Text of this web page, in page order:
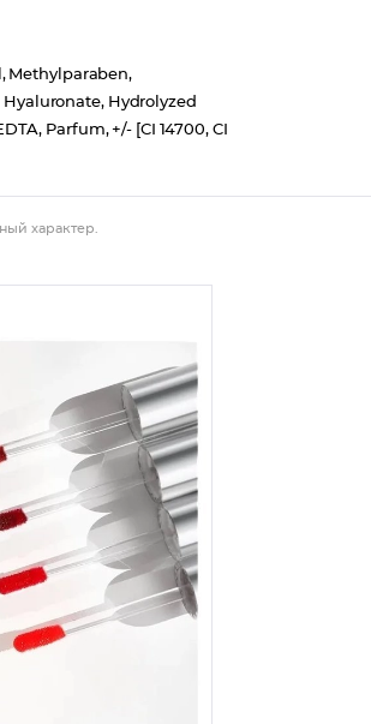
Methylparaben,
Hydrolyzed
Parfum, +/- [CI 14700, CI
характер.